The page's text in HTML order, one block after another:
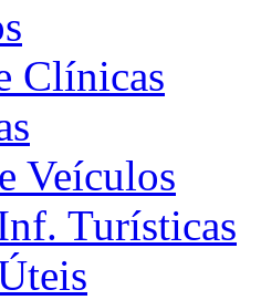
Clínicas
Veículos
Turísticas